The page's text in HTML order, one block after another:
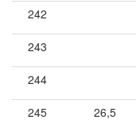
242
243
244
245 26,5